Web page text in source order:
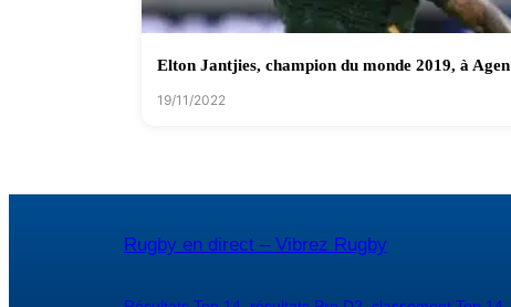
Elton Jantjies, champion du monde 2019, à Agen
19/11/2022
Rugby en direct – Vibrez Rugby